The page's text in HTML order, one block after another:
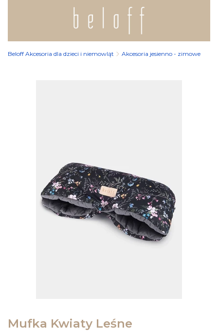
Beloff Akcesoria dla dzieci i niemowląt Akcesoria jesienno - zimowe
Mufka Kwiaty Leśne